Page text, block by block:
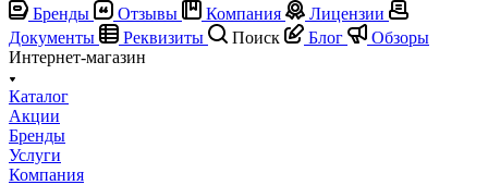
Бренды
Отзывы Компания
Лицензии
Документы
Реквизиты Поиск Блог
Обзоры
Интернет-магазин
Каталог
Акции
Бренды
Услуги
Компания